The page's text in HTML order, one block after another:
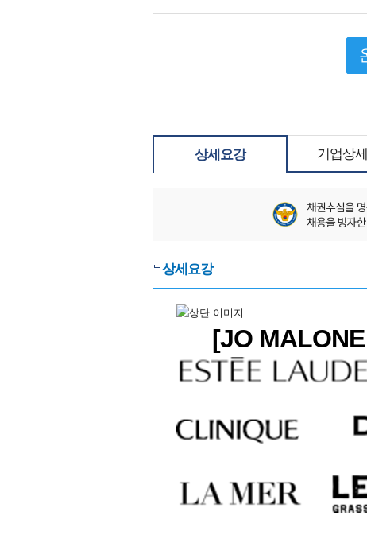
상세요강 기업상
상세요강
[JO
니치 향수 화장